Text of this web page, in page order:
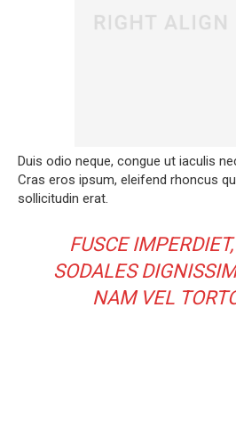
Duis odio neque, congue ut iaculis
Cras eros ipsum, eleifend rhoncus
sollicitudin erat.
FUSCE
SODALES
NAM VEL